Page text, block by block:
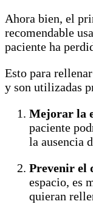
Ahora bien, el
recomendable
paciente ha
Esto para
y son utilizadas
Mejorar la
paciente
la ausencia
Prevenir el
espacio, es
quieran